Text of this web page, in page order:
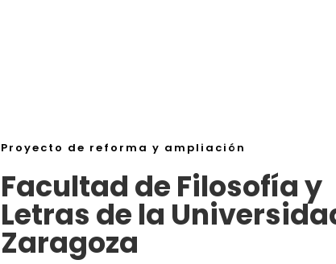
Proyecto de reforma y ampliación
Facultad de Filosofía y
Letras de la
Zaragoza